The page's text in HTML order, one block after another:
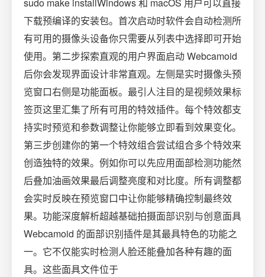
下载预编译的安装包。首次启动时软件会自动检测所
有可用的摄像头设备你只需要从列表中选择即可开始
使用。第二步探索直观的用户界面启动 Webcamoid
后你会发现界面设计非常直观。左侧是实时摄像头预
览窗口右侧是功能面板。最引人注目的是视频效果标
签页这里汇集了所有可用的特效插件。每个特效都支
持实时预览和参数调整让你能够立即看到效果变化。
第三步创建你的第一个特效组合尝试组合多个特效来
创造独特的效果。例如你可以先应用面部检测功能然
后叠加油画效果最后调整亮度和对比度。所有调整都
会实时反映在预览窗口中让你能够精确控制最终效
果。功能深度解析超越基础拍摄面部识别与创意面具
Webcamoid 的面部识别插件是其最具特色的功能之
一。它不仅能实时检测人脸还能叠加各种有趣的面
具。这些面具文件位于